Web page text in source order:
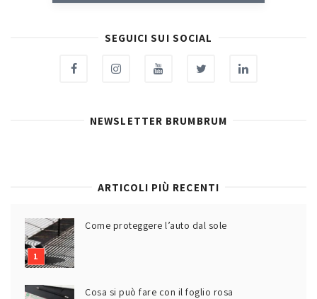
SEGUICI SUI SOCIAL
NEWSLETTER BRUMBRUM
ARTICOLI PIÙ RECENTI
Come proteggere l’auto dal sole
Cosa si può fare con il foglio rosa